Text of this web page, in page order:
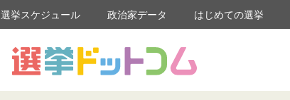
選挙スケジュール 政治家データ はじめての選挙